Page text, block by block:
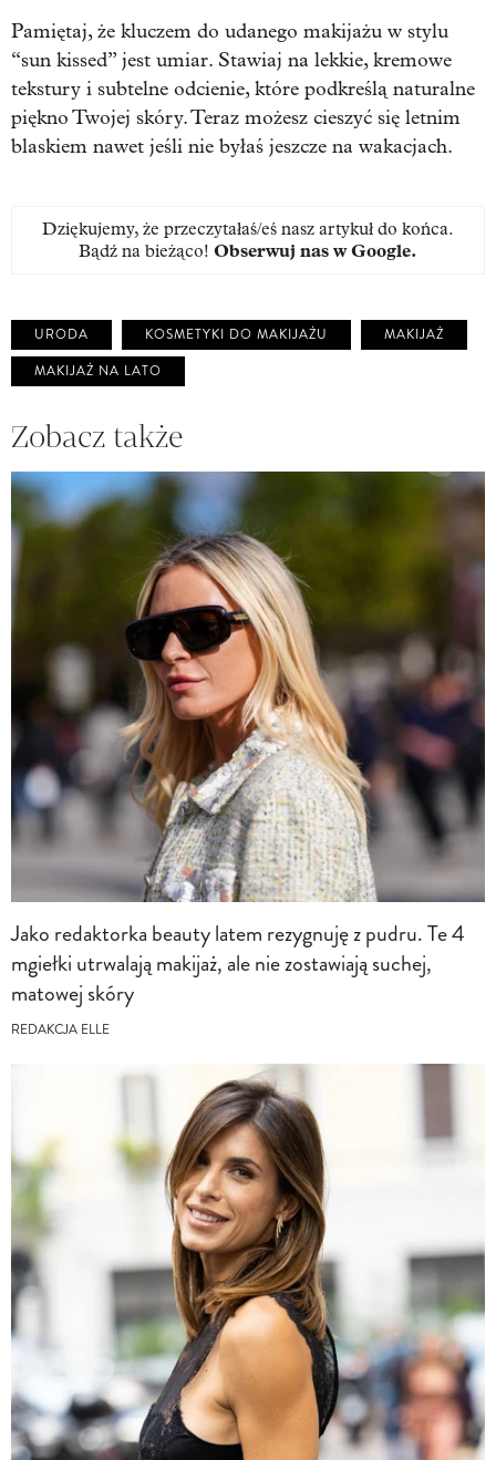
Pamiętaj, że kluczem do udanego makijażu w stylu
“sun kissed” jest umiar. Stawiaj na lekkie, kremowe
tekstury i subtelne odcienie, które podkreślą naturalne
piękno Twojej skóry. Teraz możesz cieszyć się letnim
blaskiem nawet jeśli nie byłaś jeszcze na wakacjach.
Dziękujemy, że przeczytałaś/eś nasz artykuł do końca.
Bądź na bieżąco! Obserwuj nas w Google.
URODA KOSMETYKI DO MAKIJAŻU
MAKIJAŻ
MAKIJAŻ NA LATO
Zobacz także
Jako redaktorka beauty latem rezygnuję z pudru. Te 4
mgiełki utrwalają makijaż, ale nie zostawiają suchej,
matowej skóry
REDAKCJA ELLE